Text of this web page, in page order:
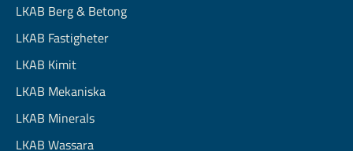
LKAB Berg & Betong
LKAB Fastigheter
LKAB Kimit
LKAB Mekaniska
LKAB Minerals
LKAB Wassara